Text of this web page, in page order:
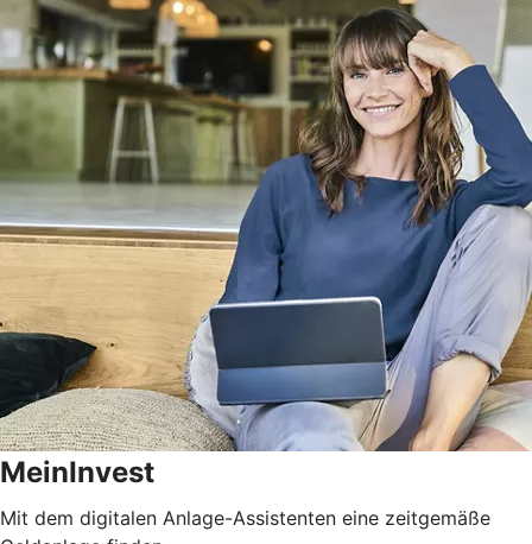
MeinInvest
Mit dem digitalen Anlage-Assistenten eine zeitgemäße